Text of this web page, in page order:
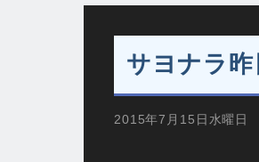
サヨナラ
2015年7月15日水曜日